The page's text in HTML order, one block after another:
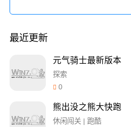
最近更新
元气骑士最新版本
探索
0
熊出没之熊大快跑
休闲闯关 | 跑酷